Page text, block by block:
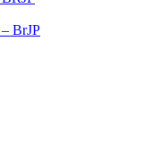
BrJP